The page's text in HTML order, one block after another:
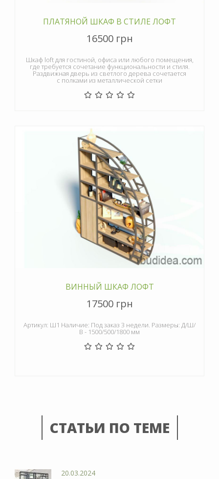
ПЛАТЯНОЙ ШКАФ В СТИЛЕ ЛОФТ
16500 грн
Шкаф loft для гостиной, офиса или любого помещения,
где требуется сочетание функциональности и стиля.
Раздвижная дверь из светлого дерева сочетается
с полками из металлической сетки
ВИННЫЙ ШКАФ ЛОФТ
17500 грн
Артикул: Ш1 Наличие: Под заказ 3 недели. Размеры: Д/Ш/
В - 1500/500/1800 мм
СТАТЬИ ПО ТЕМЕ
20.03.2024